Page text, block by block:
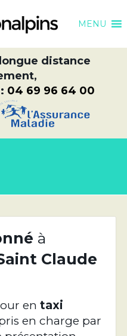
MENU
distance
04 69 96 64 00
à
Claude
en taxi
en charge par